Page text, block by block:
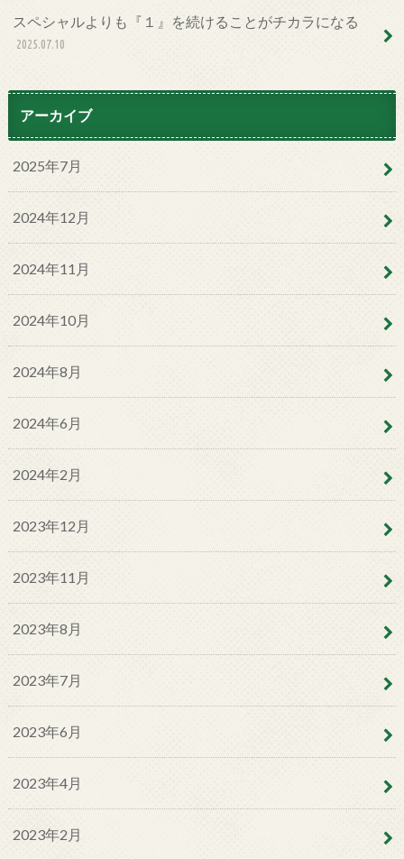
スペシャルよりも『１』を続けることがチカラになる
2025.07.10
アーカイブ
2025年7月
2024年12月
2024年11月
2024年10月
2024年8月
2024年6月
2024年2月
2023年12月
2023年11月
2023年8月
2023年7月
2023年6月
2023年4月
2023年2月